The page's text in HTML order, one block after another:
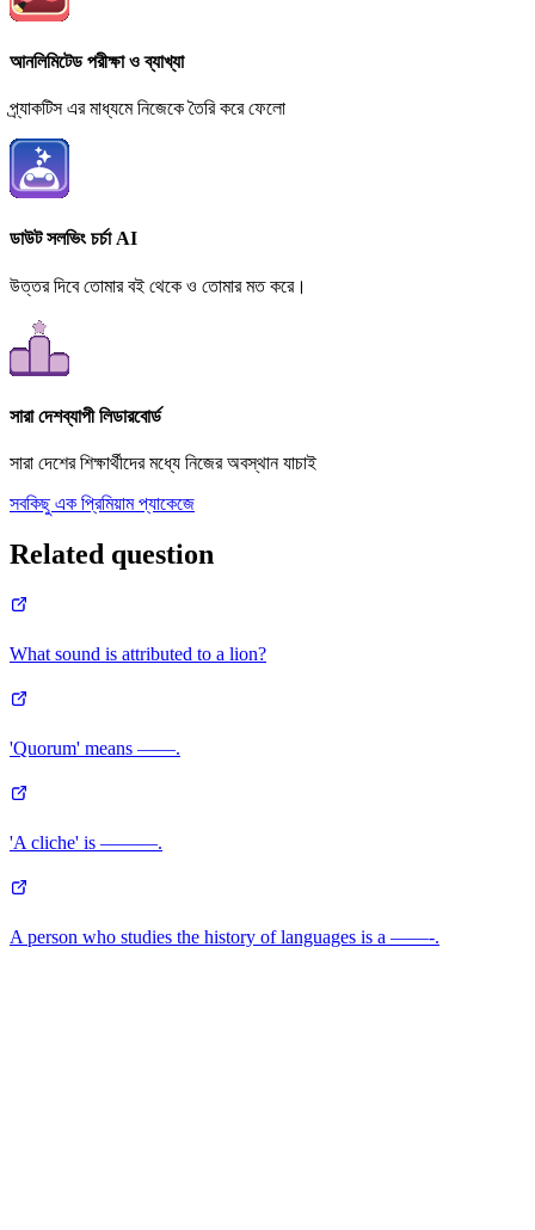
আনলিমিটেড পরীক্ষা ও ব্যাখ্যা
প্র্যাকটিস এর মাধ্যমে নিজেকে তৈরি করে ফেলো
ডাউট সলভিং চর্চা AI
উত্তর দিবে তোমার বই থেকে ও তোমার মত করে।
সারা দেশব্যাপী লিডারবোর্ড
সারা দেশের শিক্ষার্থীদের মধ্যে নিজের অবস্থান যাচাই
সবকিছু এক প্রিমিয়াম প্যাকেজে
Related question
What sound is attributed to a lion?
'Quorum' means ——.
'A cliche' is ———.
A person who studies the history of languages is a ——-.